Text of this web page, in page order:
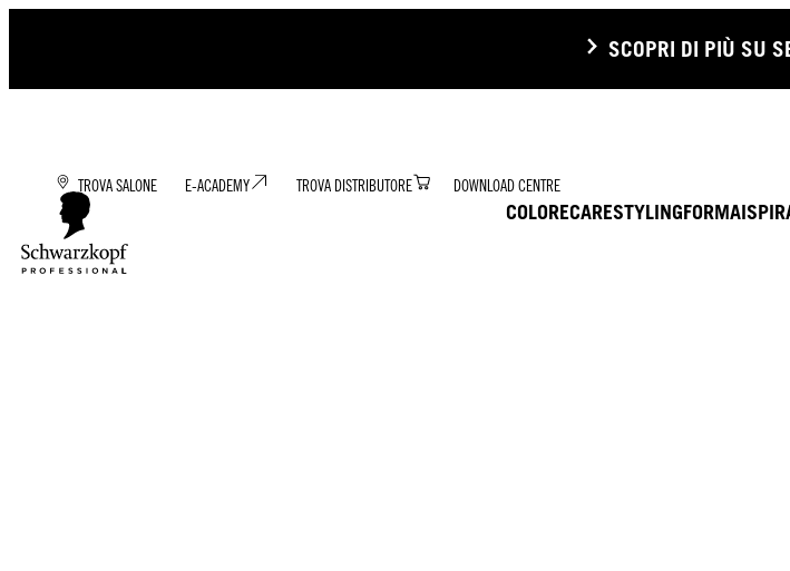
SCOPRI DI PIÙ SU
COLORECARESTYLINGFORMA
TROVA SALONE E-ACADEMY TROVA DISTRIBUTORE DOWNLOAD CENTRE